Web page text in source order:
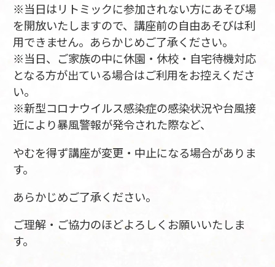
※当日はリトミックに参加されない方にあそび場
を開放いたしますので、講座前の自由あそびは利
用できません。あらかじめご了承ください。
※当日、ご家族の中に休園・休校・自宅待機対応
となる方が出ている場合はご利用をお控えくださ
い。
※新型コロナウイルス感染症の感染状況や台風接
近により暴風警報が発令された際など、
やむを得ず講座が変更・中止になる場合がありま
す。
あらかじめご了承ください。
ご理解・ご協力のほどよろしくお願いいたしま
す。